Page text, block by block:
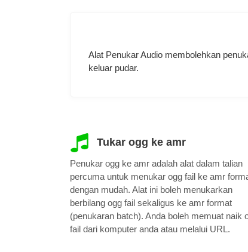
Alat Penukar Audio membolehkan
keluar pudar.
Tukar ogg ke amr
Penukar ogg ke amr adalah alat dalam talian
percuma untuk menukar ogg fail ke amr
dengan mudah. Alat ini boleh menukarkan
berbilang ogg fail sekaligus ke amr format
(penukaran batch). Anda boleh memuat naik
fail dari komputer anda atau melalui URL.